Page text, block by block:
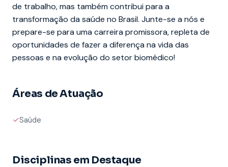
de trabalho, mas também contribui para a
transformação da saúde no Brasil. Junte-se a nós e
prepare-se para uma carreira promissora, repleta de
oportunidades de fazer a diferença na vida das
pessoas e na evolução do setor biomédico!
Áreas de Atuação
Saúde
Disciplinas em Destaque